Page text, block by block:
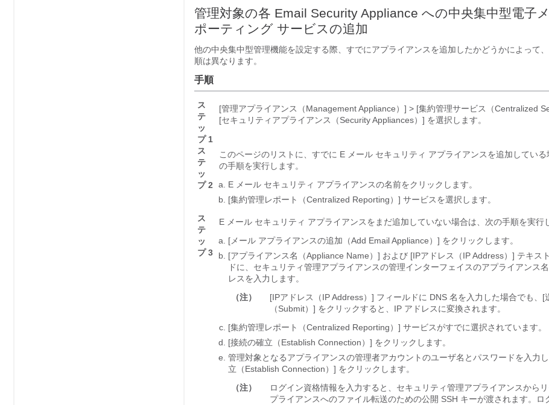
管理対象の各 Email Security Appliance への中央集中型電子
ポーティング サービスの追加
他の中央集中型管理機能を設定する際、すでにアプライアンスを追加したかどうかによって
順は異なります。
手順
ス
テ
ッ
プ 1
[管理アプライアンス（Management Appliance）] > [集約管理サービス（Centralized
[セキュリティアプライアンス（Security Appliances）] を選択します。
ス
テ
ッ
プ 2
このページのリストに、すでに E メール セキュリティ アプライアンスを追加している
の手順を実行します。
E メール セキュリティ アプライアンスの名前をクリックします。
[集約管理レポート（Centralized Reporting）] サービスを選択します。
ス
テ
ッ
プ 3
E メール セキュリティ アプライアンスをまだ追加していない場合は、次の手順を実行
[メール アプライアンスの追加（Add Email Appliance）] をクリックします。
[アプライアンス名（Appliance Name）] および [IPアドレス（IP Address）] テキス
ドに、セキュリティ管理アプライアンスの管理インターフェイスのアプライアンス
レスを入力します。
（注）
[IPアドレス（IP Address）] フィールドに DNS 名を入力した場合でも、[
（Submit）] をクリックすると、IP アドレスに変換されます。
[集約管理レポート（Centralized Reporting）] サービスがすでに選択されています。
[接続の確立（Establish Connection）] をクリックします。
管理対象となるアプライアンスの管理者アカウントのユーザ名とパスワードを入力
立（Establish Connection）] をクリックします。
（注）
ログイン資格情報を入力すると、セキュリティ管理アプライアンスから
プライアンスへのファイル転送のための公開 SSH キーが渡されます。ロ